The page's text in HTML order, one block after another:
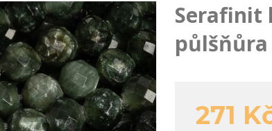
Serafinit
půlšňůra
271